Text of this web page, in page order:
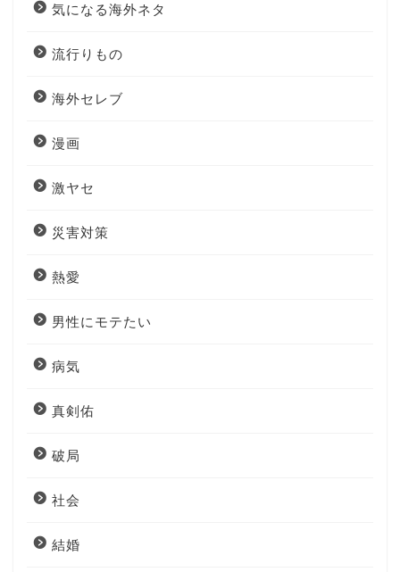
気になる海外ネタ
流行りもの
海外セレブ
漫画
激ヤセ
災害対策
熱愛
男性にモテたい
病気
真剣佑
破局
社会
結婚